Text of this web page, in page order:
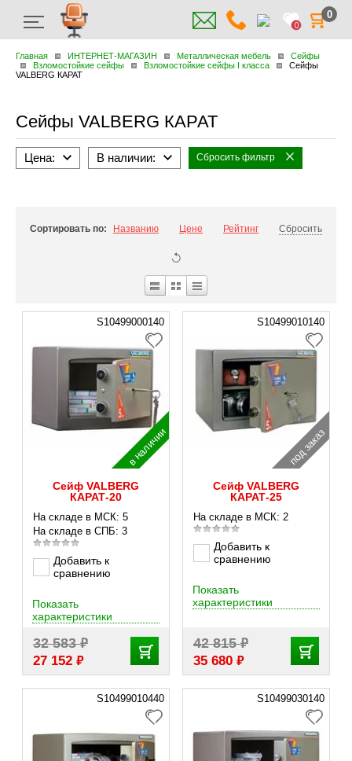
0
0
Главная ИНТЕРНЕТ-МАГАЗИН Металлическая мебель
Сейфы
Взломостойкие сейфы
Взломостойкие сейфы I класса
Сейфы
VALBERG КАРАТ
Сейфы VALBERG КАРАТ
Цена: В наличии: Сбросить фильтр
Сортировать по: Названию Цене Рейтинг Сбросить
S10499000140
в наличии
Сейф VALBERG
КАРАТ-20
На складе в МСК: 5
На складе в СПБ: 3
Добавить к
сравнению
32 583₽
27 152 ₽
Показать
характеристики
S10499010140
под заказ
Сейф VALBERG
КАРАТ-25
На складе в МСК: 2
Добавить к
сравнению
42 815₽
35 680 ₽
Показать
характеристики
S10499010440 S10499030140